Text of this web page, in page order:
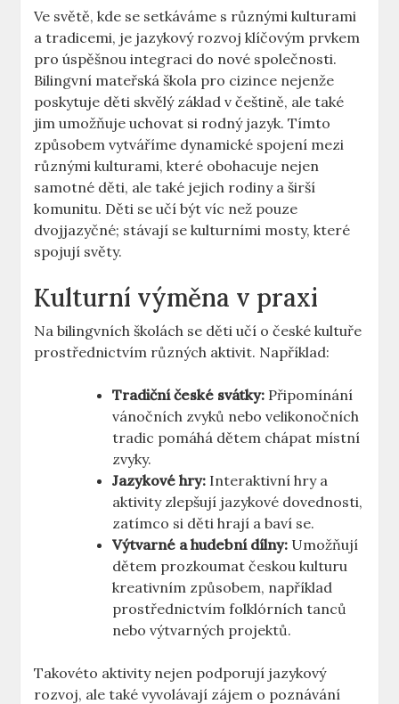
Ve světě, kde se setkáváme s různými kulturami
a tradicemi, je jazykový rozvoj klíčovým prvkem
pro úspěšnou integraci do nové společnosti.
Bilingvní mateřská škola pro cizince nejenže
poskytuje děti skvělý základ v češtině, ale také
jim umožňuje uchovat si rodný jazyk. Tímto
způsobem vytváříme dynamické spojení mezi
různými kulturami, které obohacuje nejen
samotné děti, ale také jejich rodiny a širší
komunitu. Děti se učí být víc než pouze
dvojjazyčné; stávají se kulturními mosty, které
spojují světy.
Kulturní výměna v praxi
Na bilingvních školách se děti učí o české kultuře
prostřednictvím různých aktivit. Například:
Tradiční české svátky: Připomínání
vánočních zvyků nebo velikonočních
tradic pomáhá dětem chápat místní
zvyky.
Jazykové hry: Interaktivní hry a
aktivity zlepšují jazykové dovednosti,
zatímco si děti hrají a baví se.
Výtvarné a hudební dílny: Umožňují
dětem prozkoumat českou kulturu
kreativním způsobem, například
prostřednictvím folklórních tanců
nebo výtvarných projektů.
Takovéto aktivity nejen podporují jazykový
rozvoj, ale také vyvolávají zájem o poznávání